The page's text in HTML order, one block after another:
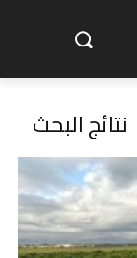
نتائج البحث